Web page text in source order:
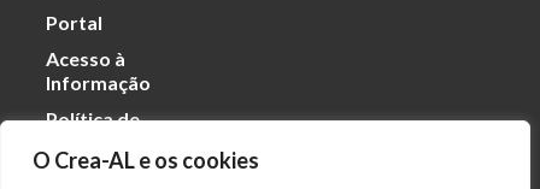
O Crea-AL e os cookies
Portal
Acesso à
Informação
Política de
Dados